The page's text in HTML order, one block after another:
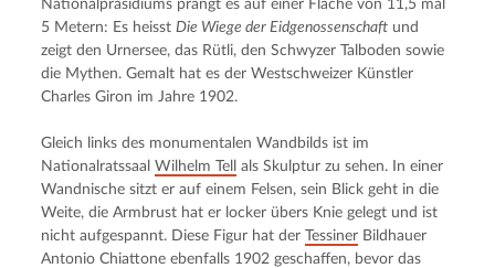
Nationalpräsidiums prangt es auf einer Fläche von 11,5 mal
5 Metern: Es heisst Die Wiege der Eidgenossenschaft und
zeigt den Urnersee, das Rütli, den Schwyzer Talboden sowie
die Mythen. Gemalt hat es der Westschweizer Künstler
Charles Giron im Jahre 1902.
Gleich links des monumentalen Wandbilds ist im
Nationalratssaal Wilhelm Tell
als Skulptur zu sehen. In einer
Wandnische sitzt er auf einem Felsen, sein Blick geht in die
Weite, die Armbrust hat er locker übers Knie gelegt und ist
nicht aufgespannt. Diese Figur hat der
Tessiner Bildhauer
Antonio Chiattone ebenfalls 1902 geschaffen, bevor das